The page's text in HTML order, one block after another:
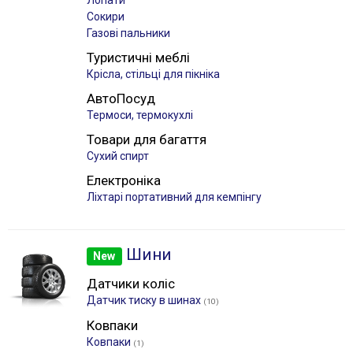
Сокири
Газові пальники
Туристичні меблі
Крісла, стільці для пікніка
АвтоПосуд
Термоси, термокухлі
Товари для багаття
Сухий спирт
Електроніка
Лiхтарі портативний для кемпінгу
New Шини
Датчики коліс
Датчик тиску в шинах (10)
Ковпаки
Ковпаки (1)